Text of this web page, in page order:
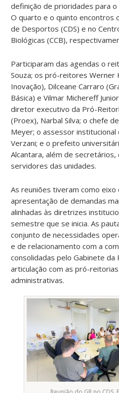
definição de prioridades para o
O quarto e o quinto encontros
de Desportos (CDS) e no
Biológicas (CCB),
Participaram das agendas o
Souza; os pró-reitores Werner
Inovação), Dilceane Carraro
Básica) e Vilmar Michereff
diretor executivo da Pró-
(Proex), Narbal Silva; o chefe
Meyer; o assessor institucional
Verzani; e o prefeito
Alcantara, além de
servidores das unidades.
As reuniões tiveram como eixo
apresentação de demandas
alinhadas às diretrizes
semestre que se inicia. As
conjunto de necessidades
e de relacionamento com a
consolidadas pelo Gabinete da
articulação com as pró-
administrativas.